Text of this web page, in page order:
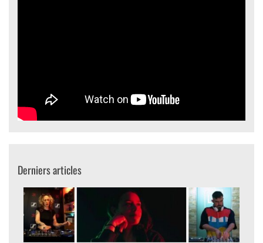
Derniers articles